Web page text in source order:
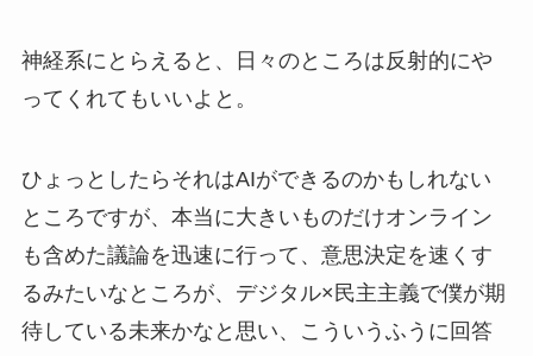
神経系にとらえると、日々のところは反射的にや
ってくれてもいいよと。
ひょっとしたらそれはAIができるのかもしれない
ところですが、本当に大きいものだけオンライン
も含めた議論を迅速に行って、意思決定を速くす
るみたいなところが、デジタル×民主主義で僕が期
待している未来かなと思い、こういうふうに回答